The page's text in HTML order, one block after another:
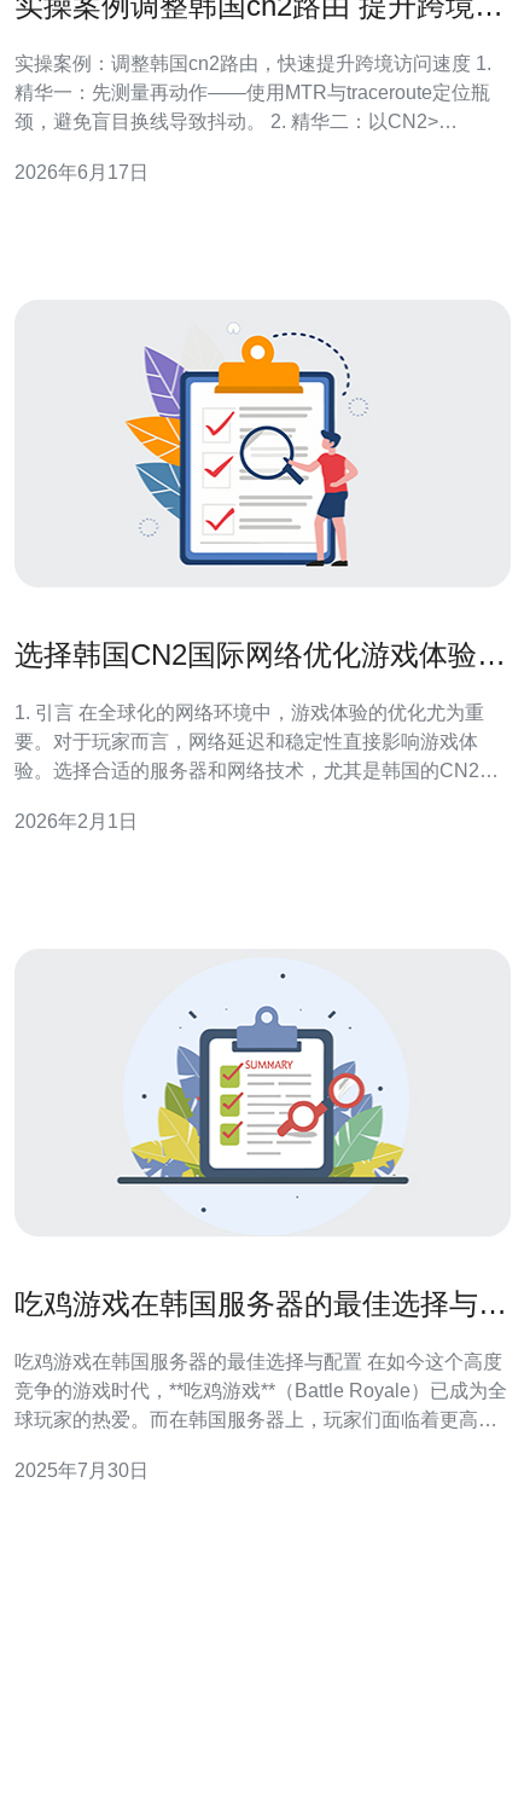
实操案例：调整韩国cn2路由，快速提升跨境访问速度 1.
精华一：先测量再动作——使用MTR与traceroute定位瓶
颈，避免盲目换线导致抖动。 2. 精华二：以CN2>
net.ipv4.tcp_fin_timeout、tcp_tw_reuse、tcp_max
2026年6月17日
选择韩国CN2国际网络优化游戏体验的
1. 引言 在全球化的网络环境中，游戏体验的优化尤为重
要。对于玩家而言，网络延迟和稳定性直接影响游戏体
验。选择合适的服务器和网络技术，尤其是韩国的CN2国
绍如何选择韩国CN2国际网络优化游戏体验的方法。 2. 什
2026年2月1日
吃鸡游戏在韩国服务器的最佳选择与配
吃鸡游戏在韩国服务器的最佳选择与配置 在如今这个高度
竞争的游戏时代，**吃鸡游戏**（Battle Royale）已成为全
球玩家的热爱。而在韩国服务器上，玩家们面临着更高的
出，以下是一些最佳选择与配置的建议。 以下是三大精华
2025年7月30日